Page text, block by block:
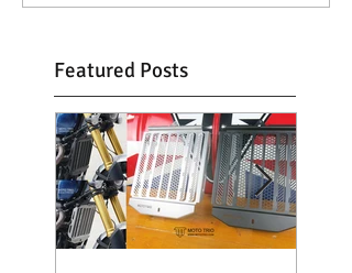
Featured Posts